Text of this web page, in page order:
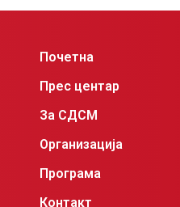
Почетна
Прес центар
За СДСМ
Организација
Програма
Контакт